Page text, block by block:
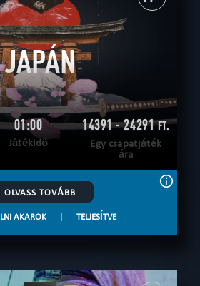
JAPÁN
01:00
Játékidő
14391 - 24291FT.
Egy csapatjáték
ára
OLVASS TOVÁBB
AKAROK | TELJESÍTVE